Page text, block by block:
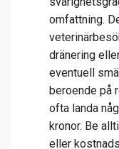
omfattning.
dränering
eventuell
beroende på
ofta landa
kronor. Be
eller